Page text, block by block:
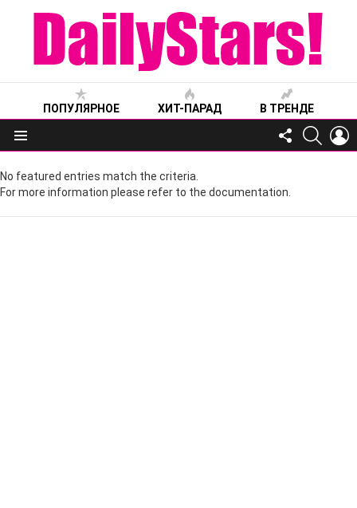
ПОПУЛЯРНОЕ ХИТ-ПАРАД В ТРЕНДЕ
Меню
FOLLOW
US
No featured entries match the criteria.
For more information please refer to the documentation.